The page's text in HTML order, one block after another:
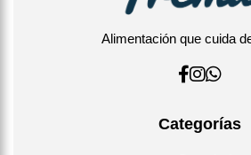
Alimentación que cuida
Categorías